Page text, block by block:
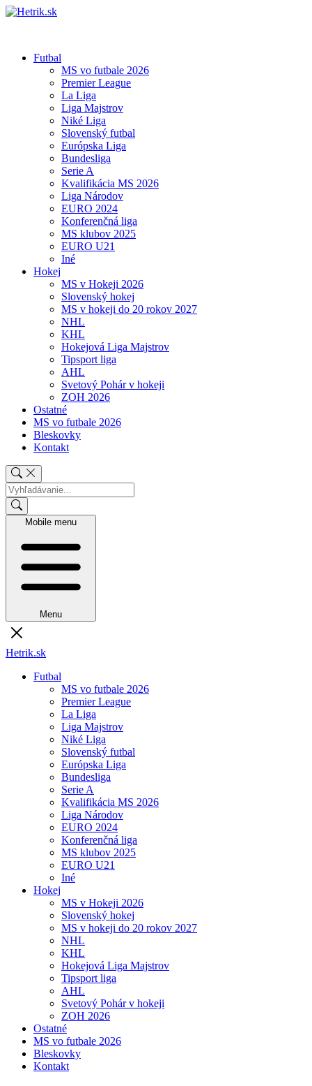
Futbal
MS vo futbale 2026
Premier League
La Liga
Liga Majstrov
Niké Liga
Slovenský futbal
Európska Liga
Bundesliga
Serie A
Kvalifikácia MS 2026
Liga Národov
EURO 2024
Konferenčná liga
MS klubov 2025
EURO U21
Iné
Hokej
MS v Hokeji 2026
Slovenský hokej
MS v hokeji do 20 rokov 2027
NHL
KHL
Hokejová Liga Majstrov
Tipsport liga
AHL
Svetový Pohár v hokeji
ZOH 2026
Ostatné
MS vo futbale 2026
Bleskovky
Kontakt
Mobile menu
Menu
Hetrik.sk
Futbal
MS vo futbale 2026
Premier League
La Liga
Liga Majstrov
Niké Liga
Slovenský futbal
Európska Liga
Bundesliga
Serie A
Kvalifikácia MS 2026
Liga Národov
EURO 2024
Konferenčná liga
MS klubov 2025
EURO U21
Iné
Hokej
MS v Hokeji 2026
Slovenský hokej
MS v hokeji do 20 rokov 2027
NHL
KHL
Hokejová Liga Majstrov
Tipsport liga
AHL
Svetový Pohár v hokeji
ZOH 2026
Ostatné
MS vo futbale 2026
Bleskovky
Kontakt